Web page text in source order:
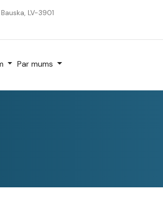
LV-3901
Par mums